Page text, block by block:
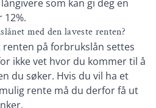
som kan gi deg en
med den laveste renten?
på forbrukslån settes
ikke vet hvor du kommer til å
du søker. Hvis du vil ha et
rente må du derfor få ut